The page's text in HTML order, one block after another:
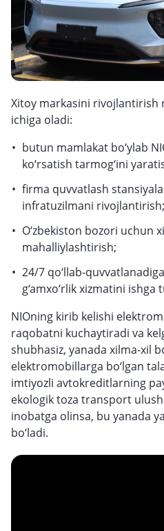
Xitoy markasini rivojlantirish
ichiga oladi:
butun mamlakat bo‘ylab
ko‘rsatish tarmog‘ini
firma quvvatlash
infratuzilmani rivojlantirish;
O‘zbekiston bozori uchun
mahalliylashtirish;
24/7 qo‘llab-
g‘amxo‘rlik xizmatini ishga
NIOning kirib kelishi
raqobatni kuchaytiradi va
shubhasiz, yanada xilma-xil
elektromobillarga bo‘lgan
imtiyozli avtokreditlarning
ekologik toza transport
inobatga olinsa, bu yanada
bo‘ladi.